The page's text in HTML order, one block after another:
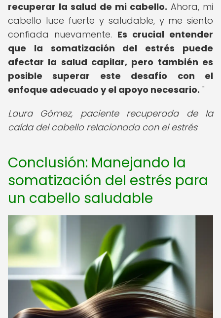
recuperar la salud de mi cabello. Ahora, mi
cabello luce fuerte y saludable, y me siento
confiada nuevamente. Es crucial entender
que la somatización del estrés puede
afectar la salud capilar, pero también es
posible superar este desafío con el
enfoque adecuado y el apoyo necesario. "
Laura Gómez, paciente recuperada de la
caída del cabello relacionada con el estrés
Conclusión: Manejando la
somatización del estrés para
un cabello saludable